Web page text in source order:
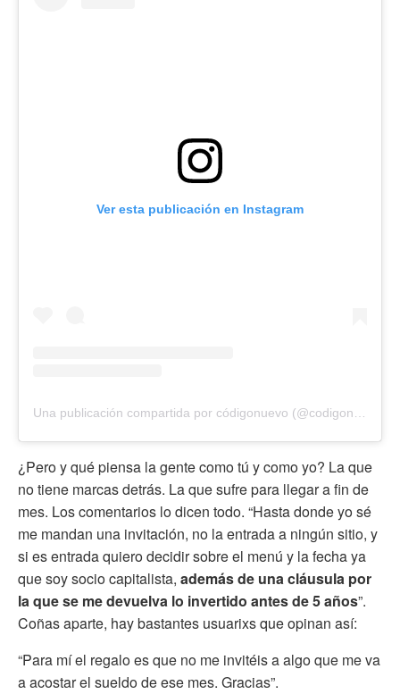
Ver esta publicación en Instagram
¿Pero y qué piensa la gente como tú y como yo? La que
no tiene marcas detrás. La que sufre para llegar a fin de
mes. Los comentarios lo dicen todo. “Hasta donde yo sé
me mandan una invitación, no la entrada a ningún sitio, y
si es entrada quiero decidir sobre el menú y la fecha ya
que soy socio capitalista, además de una cláusula por
la que se me devuelva lo invertido antes de 5 años”.
Coñas aparte, hay bastantes usuarixs que opinan así:
“Para mí el regalo es que no me invitéis a algo que me va
a acostar el sueldo de ese mes. Gracias”.